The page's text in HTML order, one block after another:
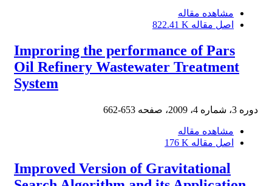
مشاهده مقاله
اصل مقاله 822.41 K
Improring the performance of Pars
Oil Refinery Wastewater Treatment
System
دوره 3، شماره 4، 2009، صفحه 653-662
مشاهده مقاله
اصل مقاله 176 K
Improved Version of Gravitational